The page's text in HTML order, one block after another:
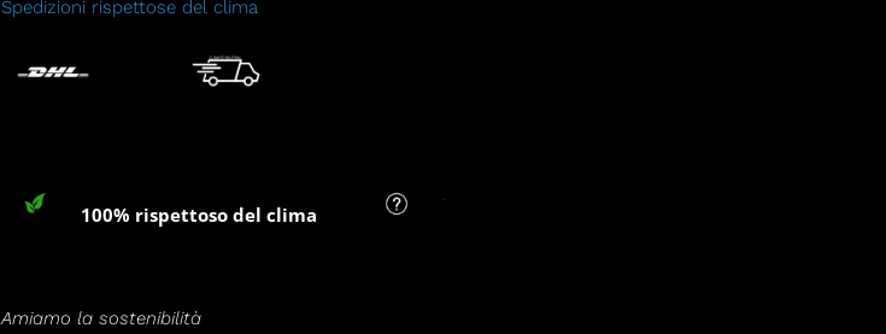
Spedizioni rispettose del clima
100% rispettoso del clima
Amiamo la sostenibilità